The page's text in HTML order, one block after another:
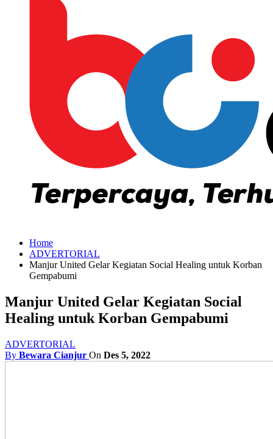
Home
ADVERTORIAL
Manjur United Gelar Kegiatan Social Healing untuk Korban
Gempabumi
Manjur United Gelar Kegiatan Social
Healing untuk Korban Gempabumi
ADVERTORIAL
By Bewara Cianjur On Des 5, 2022